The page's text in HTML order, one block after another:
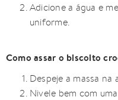
Adicione a água e
uniforme.
Como assar o biscoito
Despeje a massa na
Nivele bem com